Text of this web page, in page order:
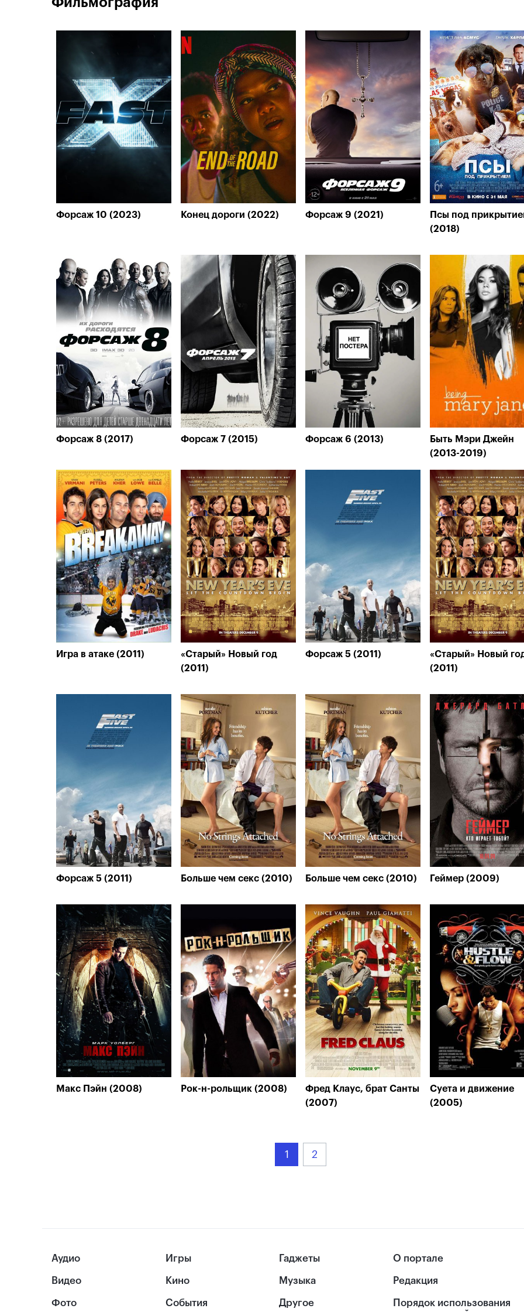
Форсаж 10 (2023) Конец дороги (2022) Форсаж 9 (2021)
Псы под
(2018)
Форсаж 8 (2017) Форсаж 7 (2015) Форсаж 6 (2013)
Быть Мэри Джейн
(2013-2019)
Игра в атаке (2011)
«Старый» Новый год
(2011)
Форсаж 5 (2011)
«Старый» Новый
(2011)
Форсаж 5 (2011) Больше чем секс (2010) Больше чем секс (2010) Геймер (2009)
Макс Пэйн (2008) Рок-н-рольщик (2008)
Фред Клаус, брат Санты
(2007)
Суета и движение
(2005)
1 2
Аудио
Видео
Фото
Игры
Кино
События
Гаджеты
Музыка
Другое
О портале
Редакция
Порядок использования